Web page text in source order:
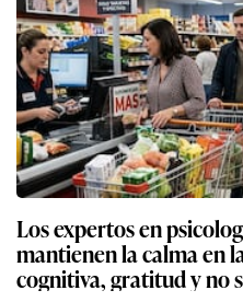
Los expertos en
mantienen la calma en
cognitiva, gratitud y no